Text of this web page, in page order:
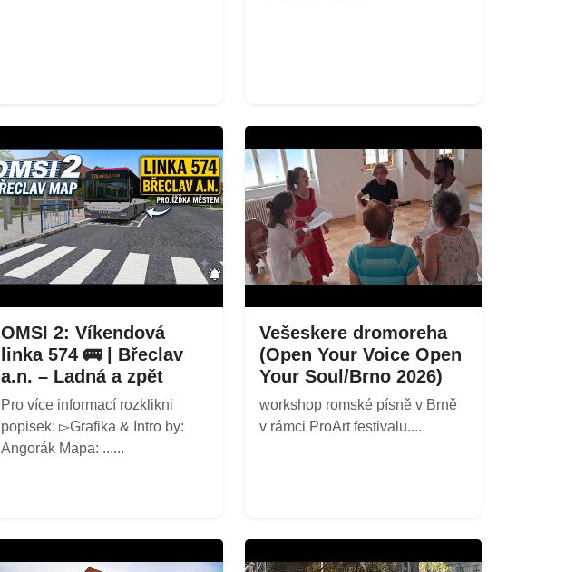
OMSI 2: Víkendová
linka 574 🚌 | Břeclav
a.n. – Ladná a zpět
Pro více informací rozklikni
popisek: ▻Grafika & Intro by:
Angorák Mapa: ......
Vešeskere dromoreha
(Open Your Voice Open
Your Soul/Brno 2026)
workshop romské písně v Brně
v rámci ProArt festivalu....